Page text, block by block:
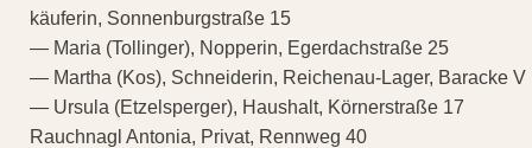
käuferin, Sonnenburgstraße 15
— Maria (Tollinger), Nopperin, Egerdachstraße 25
— Martha (Kos), Schneiderin, Reichenau-Lager, Baracke V
— Ursula (Etzelsperger), Haushalt, Körnerstraße 17
Rauchnagl Antonia, Privat, Rennweg 40